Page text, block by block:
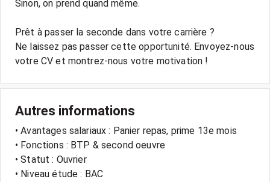
Sinon, on prend quand même.
Prêt à passer la seconde dans votre carrière ?
Ne laissez pas passer cette opportunité. Envoyez-nous
votre CV et montrez-nous votre motivation !
Autres informations
• Avantages salariaux : Panier repas, prime 13e mois
• Fonctions : BTP & second oeuvre
• Statut : Ouvrier
• Niveau étude : BAC